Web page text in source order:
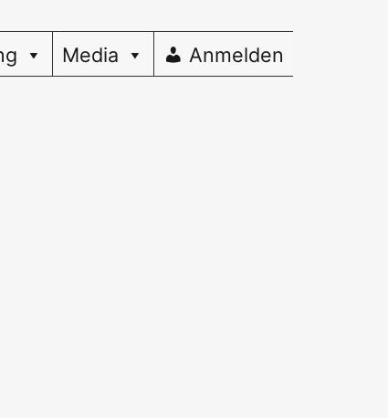
Media Anmelden